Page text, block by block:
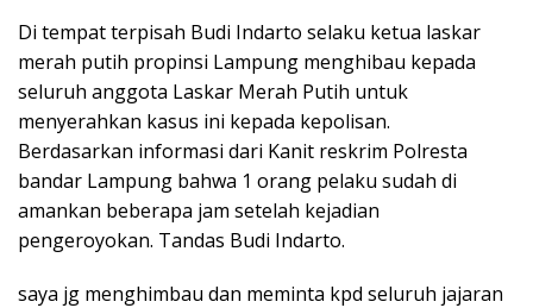
Di tempat terpisah Budi Indarto selaku ketua laskar
merah putih propinsi Lampung menghibau kepada
seluruh anggota Laskar Merah Putih untuk
menyerahkan kasus ini kepada kepolisan.
Berdasarkan informasi dari Kanit reskrim Polresta
bandar Lampung bahwa 1 orang pelaku sudah di
amankan beberapa jam setelah kejadian
pengeroyokan. Tandas Budi Indarto.
saya jg menghimbau dan meminta kpd seluruh jajaran